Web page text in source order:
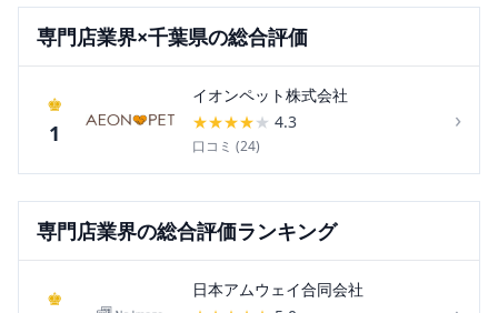
専門店業界×千葉県の総合評価
♚
1
イオンペット株式会社
★★★★★ 4.3
口コミ (24)
›
専門店業界の総合評価ランキング
♚
日本アムウェイ合同会社